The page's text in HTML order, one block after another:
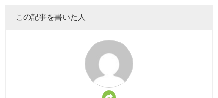
この記事を書いた人